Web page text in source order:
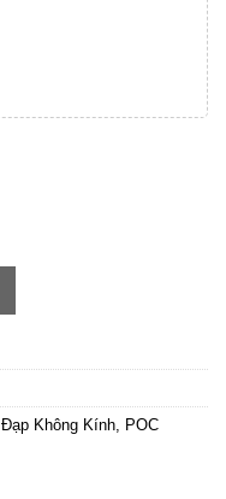
quantity
Không Kính POC